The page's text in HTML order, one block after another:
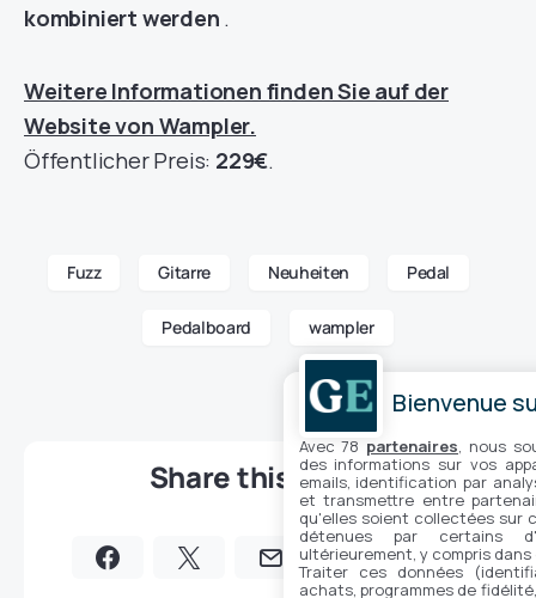
kombiniert werden .
Weitere Informationen finden Sie auf der
Website von Wampler.
Öffentlicher Preis: 229€.
Fuzz Gitarre Neuheiten Pedal
Pedalboard wampler
Share this article
Bienvenue
Avec 78 partenaires , nous
des informations sur vos
emails, identification par
et transmettre entre
qu'elles soient collectées sur
détenues par certains
ultérieurement, y compris
Traiter ces données
achats, programmes de